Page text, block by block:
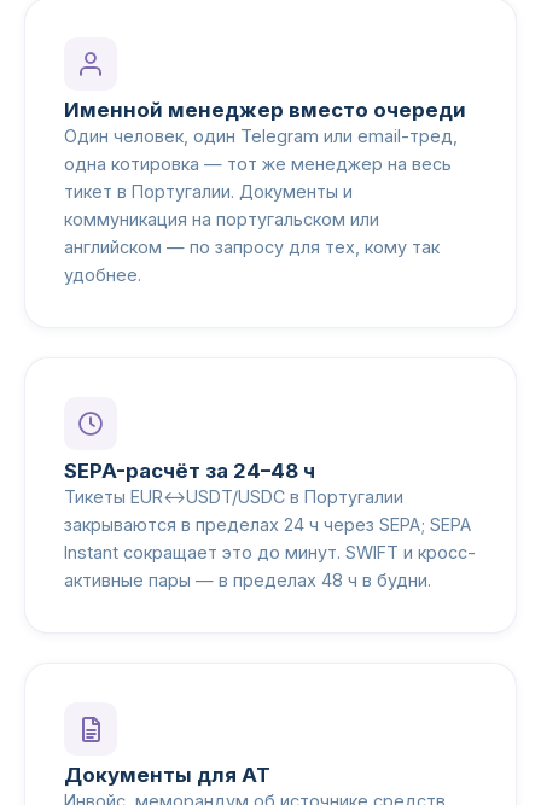
Именной менеджер вместо очереди
Один человек, один Telegram или email-тред,
одна котировка — тот же менеджер на весь
тикет в Португалии. Документы и
коммуникация на португальском или
английском — по запросу для тех, кому так
удобнее.
SEPA-расчёт за 24–48 ч
Тикеты EUR↔USDT/USDC в Португалии
закрываются в пределах 24 ч через SEPA; SEPA
Instant сокращает это до минут. SWIFT и кросс-
активные пары — в пределах 48 ч в будни.
Документы для AT
Инвойс, меморандум об источнике средств,